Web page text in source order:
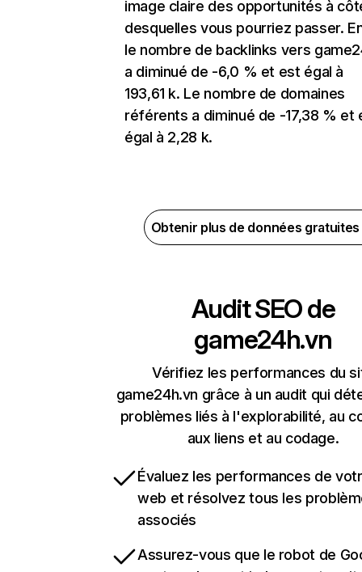
image claire des opportunités à
desquelles vous pourriez passer.
le nombre de backlinks vers
a diminué de -6,0 % et est égal à
193,61 k. Le nombre de domaines
référents a diminué de -17,38 % et
égal à 2,28 k.
Obtenir plus de données
Audit SEO de
game24h.vn
Vérifiez les performances du
game24h.vn grâce à un audit qui
problèmes liés à l'explorabilité, au
aux liens et au codage.
Évaluez les performances de
web et résolvez tous les
associés
Assurez-vous que le robot de